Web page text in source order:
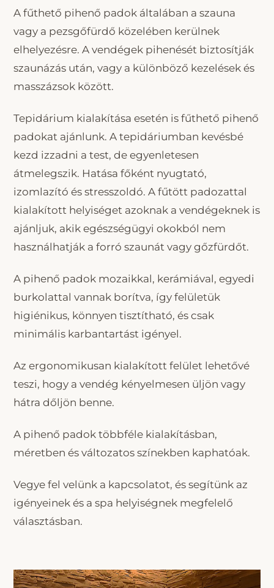
A fűthető pihenő padok általában a szauna
vagy a pezsgőfürdő közelében kerülnek
elhelyezésre. A vendégek pihenését biztosítják
szaunázás után, vagy a különböző kezelések és
masszázsok között.
Tepidárium kialakítása esetén is fűthető pihenő
padokat ajánlunk. A tepidáriumban kevésbé
kezd izzadni a test, de egyenletesen
átmelegszik. Hatása főként nyugtató,
izomlazító és stresszoldó. A fűtött padozattal
kialakított helyiséget azoknak a vendégeknek is
ajánljuk, akik egészségügyi okokból nem
használhatják a forró szaunát vagy gőzfürdőt.
A pihenő padok mozaikkal, kerámiával, egyedi
burkolattal vannak borítva, így felületük
higiénikus, könnyen tisztítható, és csak
minimális karbantartást igényel.
Az ergonomikusan kialakított felület lehetővé
teszi, hogy a vendég kényelmesen üljön vagy
hátra dőljön benne.
A pihenő padok többféle kialakításban,
méretben és változatos színekben kaphatóak.
Vegye fel velünk a kapcsolatot, és segítünk az
igényeinek és a spa helyiségnek megfelelő
választásban.